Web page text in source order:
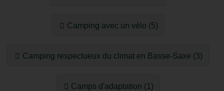
Camping avec un vélo (5)
Camping respectueux du climat en Basse-Saxe (3)
Camps d'adaptation (1)